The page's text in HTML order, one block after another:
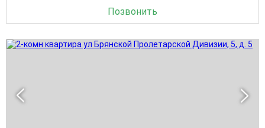
Позвонить